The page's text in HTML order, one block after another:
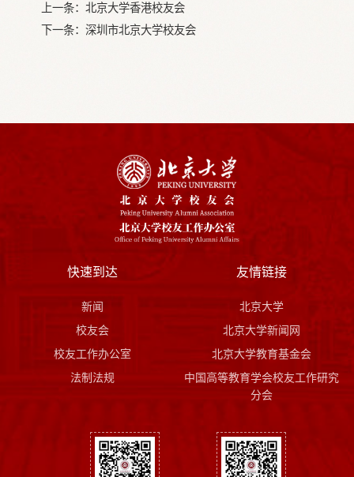
上一条： 北京大学香港校友会
下一条： 深圳市北京大学校友会
快速到达
新闻
校友会
校友工作办公室
法制法规
友情链接
北京大学
北京大学新闻网
北京大学教育基金会
中国高等教育学会校友工作研究
分会